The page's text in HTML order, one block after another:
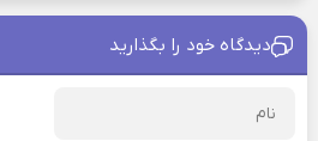
دیدگاه خود را بگذارید